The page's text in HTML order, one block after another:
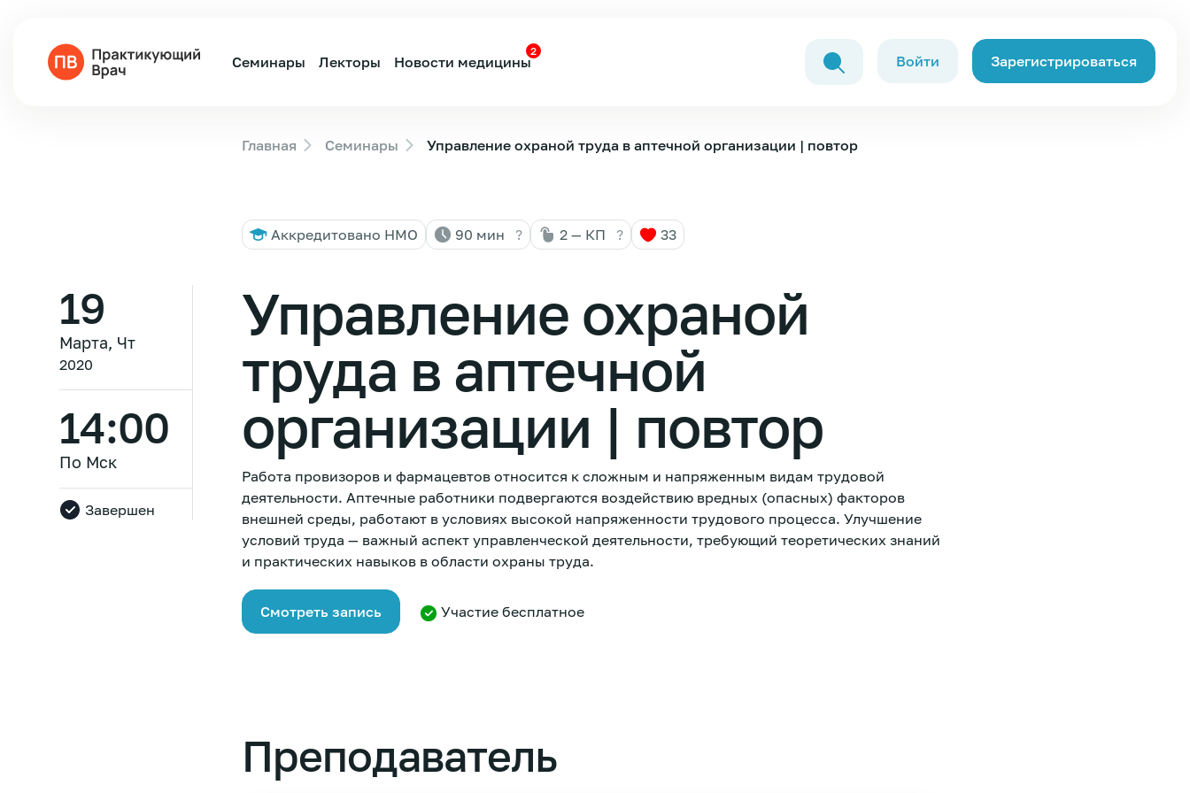
Семинары Лекторы Новости медицины
2
Войти Зарегистрироваться
Главная Семинары Управление охраной труда в аптечной организации | повтор
Аккредитовано НМО 90 мин ? 2 — КП ? 33
19
Марта, Чт
2020
14:00
По Мск
Завершен
Управление охраной
труда в аптечной
организации | повтор
Работа провизоров и фармацевтов относится к сложным и напряженным видам трудовой
деятельности. Аптечные работники подвергаются воздействию вредных (опасных) факторов
внешней среды, работают в условиях высокой напряженности трудового процесса. Улучшение
условий труда — важный аспект управленческой деятельности, требующий теоретических знаний
и практических навыков в области охраны труда.
Смотреть запись Участие бесплатное
Преподаватель